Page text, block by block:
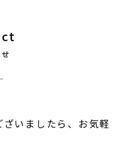
いましたら、お気軽